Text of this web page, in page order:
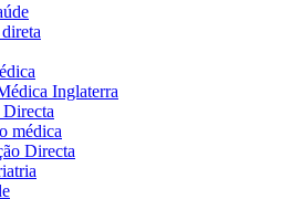
Inglaterra
médica
Directa